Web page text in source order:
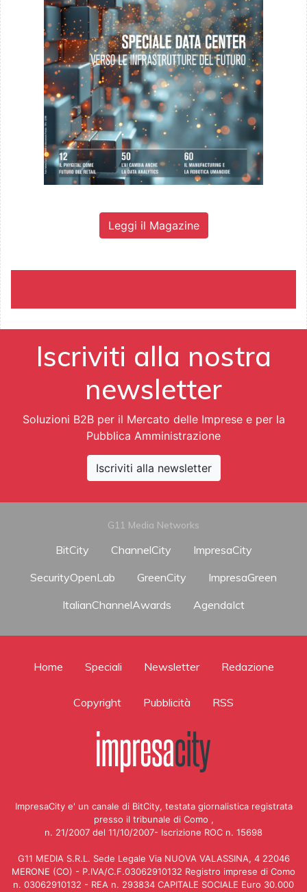
Leggi il Magazine
Iscriviti alla nostra
newsletter
Soluzioni B2B per il Mercato delle Imprese e per la
Pubblica Amministrazione
Iscriviti alla newsletter
G11 Media Networks
BitCity ChannelCity
ImpresaCity
SecurityOpenLab
GreenCity
ImpresaGreen
ItalianChannelAwards
AgendaIct
Home Speciali Newsletter Redazione
Copyright Pubblicità RSS
ImpresaCity e' un canale di BitCity, testata giornalistica registrata
presso il tribunale di Como ,
n. 21/2007 del 11/10/2007- Iscrizione ROC n. 15698
G11 MEDIA S.R.L. Sede Legale Via NUOVA VALASSINA, 4 22046
MERONE (CO) - P.IVA/C.F.03062910132 Registro imprese di Como
n. 03062910132 - REA n. 293834 CAPITALE SOCIALE Euro 30.000